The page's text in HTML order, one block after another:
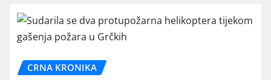
CRNA KRONIKA